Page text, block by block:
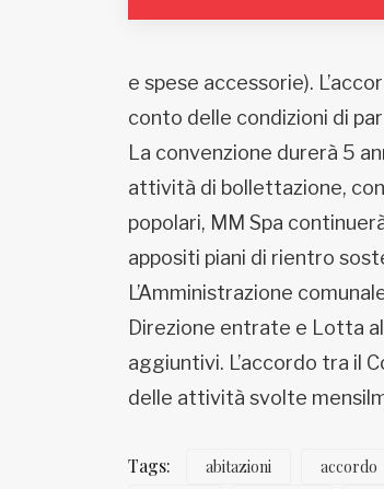
e spese accessorie).
conto delle condizioni di
La convenzione durerà 5
attività di bollettazione,
popolari, MM Spa
appositi piani di rientro
L’Amministrazione
Direzione entrate e Lotta
aggiuntivi. L’accordo tra il
delle attività svolte
Tags: abitazioni accordo